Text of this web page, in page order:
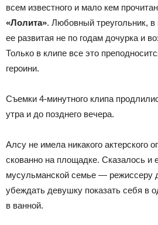
всем известного и мало кем
«Лолита». Любовный треугольник,
ее развитая не по годам дочурка и
Только в клипе все это
героини.
Съемки 4-минутного клипа
утра и до позднего вечера.
Алсу не имела никакого актерского
скованно на площадке. Сказалось и
мусульманской семье — режиссеру
убеждать девушку показать себя в
в ванной.